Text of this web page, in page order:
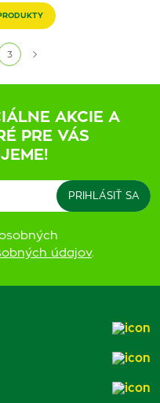
3
AKCIE A
PRE VÁS
údajov.